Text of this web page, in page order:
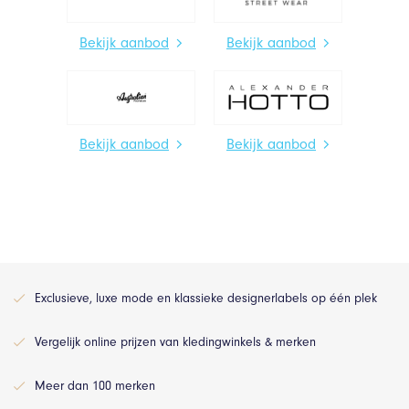
Bekijk aanbod Bekijk aanbod
Bekijk aanbod Bekijk aanbod
Exclusieve, luxe mode en klassieke designerlabels op één plek
Vergelijk online prijzen van kledingwinkels & merken
Meer dan 100 merken